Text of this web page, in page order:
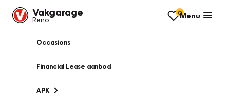
Vakgarage
Reno
0Menu
Occasions
Financial Lease aanbod
APK